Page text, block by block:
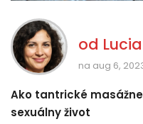
od
na aug 6,
Ako tantrické
sexuálny život